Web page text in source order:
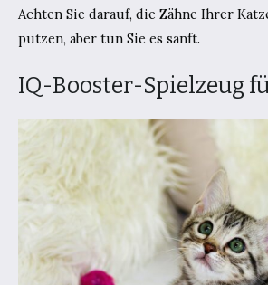
Achten Sie darauf, die Zähne Ihrer
putzen, aber tun Sie es sanft.
IQ-Booster-Spielzeug